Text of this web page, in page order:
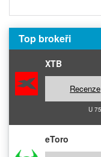
Top brokeři
XTB
Recenze
U
eToro